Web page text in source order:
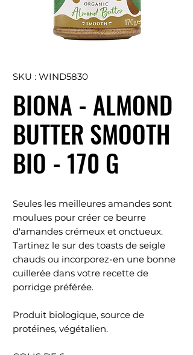
SKU : WIND5830
BIONA - ALMOND
BUTTER SMOOTH
BIO - 170 G
Seules les meilleures amandes sont
moulues pour créer ce beurre
d'amandes crémeux et onctueux.
Tartinez le sur des toasts de seigle
chauds ou incorporez-en une bonne
cuillerée dans votre recette de
porridge préférée.
Produit biologique, source de
protéines, végétalien.